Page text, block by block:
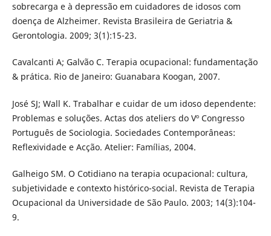
sobrecarga e à depressão em cuidadores de idosos com
doença de Alzheimer. Revista Brasileira de Geriatria &
Gerontologia. 2009; 3(1):15-23.
Cavalcanti A; Galvão C. Terapia ocupacional: fundamentação
& prática. Rio de Janeiro: Guanabara Koogan, 2007.
José SJ; Wall K. Trabalhar e cuidar de um idoso dependente:
Problemas e soluções. Actas dos ateliers do Vº Congresso
Português de Sociologia. Sociedades Contemporâneas:
Reflexividade e Acção. Atelier: Famílias, 2004.
Galheigo SM. O Cotidiano na terapia ocupacional: cultura,
subjetividade e contexto histórico-social. Revista de Terapia
Ocupacional da Universidade de São Paulo. 2003; 14(3):104-
9.